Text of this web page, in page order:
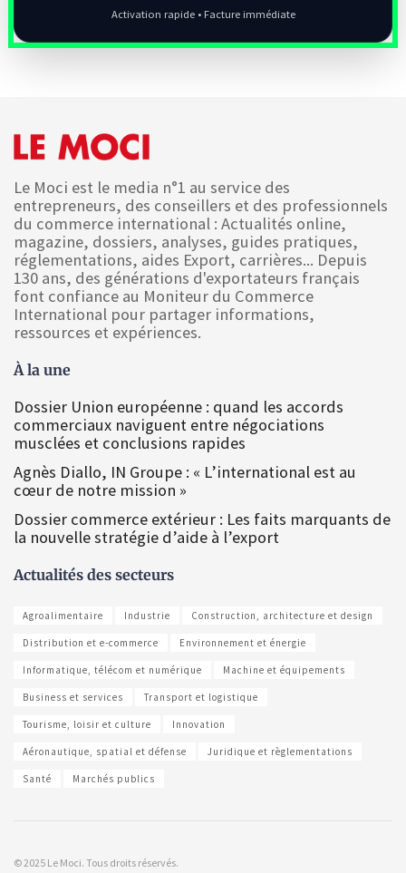
Activation rapide • Facture immédiate
Le Moci est le media n°1 au service des
entrepreneurs, des conseillers et des professionnels
du commerce international : Actualités online,
magazine, dossiers, analyses, guides pratiques,
réglementations, aides Export, carrières... Depuis
130 ans, des générations d'exportateurs français
font confiance au Moniteur du Commerce
International pour partager informations,
ressources et expériences.
À la une
Dossier Union européenne : quand les accords
commerciaux naviguent entre négociations
musclées et conclusions rapides
Agnès Diallo, IN Groupe : « L’international est au
cœur de notre mission »
Dossier commerce extérieur : Les faits marquants de
la nouvelle stratégie d’aide à l’export
Actualités des secteurs
Agroalimentaire Industrie Construction, architecture et design
Distribution et e-commerce Environnement et énergie
Informatique, télécom et numérique Machine et équipements
Business et services Transport et logistique
Tourisme, loisir et culture Innovation
Aéronautique, spatial et défense Juridique et règlementations
Santé Marchés publics
© 2025 Le Moci. Tous droits réservés.